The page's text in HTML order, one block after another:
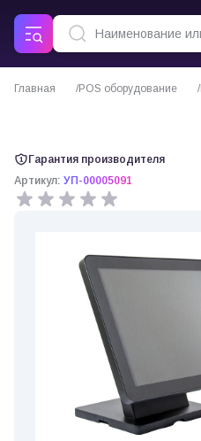
Главная POS оборудование
Гарантия производителя
Артикул: УП-00005091